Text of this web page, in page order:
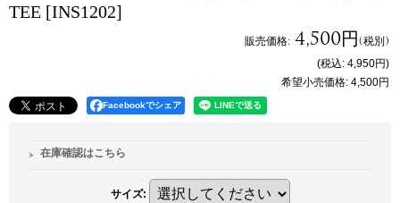
TEE [INS1202]
販売価格: 4,500円(税別)
(税込: 4,950円)
希望小売価格: 4,500円
Facebookでシェア
在庫確認はこちら
サイズ: